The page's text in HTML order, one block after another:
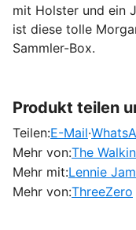
mit Holster und ein
ist diese tolle
Sammler-Box.
Produkt teilen
Teilen:E-Mail·
Mehr von:The
Mehr mit:Lennie
Mehr von:ThreeZero